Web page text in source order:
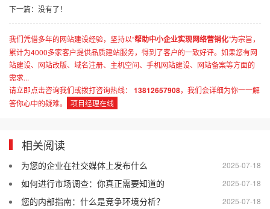
下一篇：没有了！
我们凭借多年的网站建设经验，坚持以“帮助中小企业实现网络营销化”为宗旨，
累计为4000多家客户提供品质建站服务，得到了客户的一致好评。如果您有网
站建设、网站改版、域名注册、主机空间、手机网站建设、网站备案等方面的
需求...
请立即点击咨询我们或拨打咨询热线：
13812657908，我们会详细为你一一解
答你心中的疑难。
项目经理在线
相关阅读
2025-07-18
为您的企业在社交媒体上发布什么
2025-07-18
如何进行市场调查：你真正需要知道的
2025-07-18
您的内部指南：什么是竞争环境分析？